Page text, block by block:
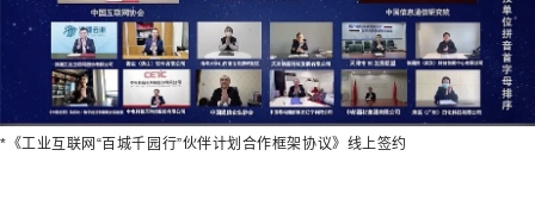
*《工业互联网“百城千园行”伙伴计划合作框架协议》线上签约